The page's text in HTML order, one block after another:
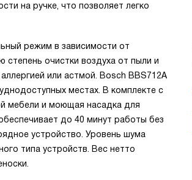
на ручке, что позволяет легко
режим в зависимости от
степень очистки воздуха от пыли и
или астмой. Bosch BBS712A
местах. В комплекте с
мебели и моющая насадка для
до 40 минут работы без
устройство. Уровень шума
типа устройств. Вес нетто